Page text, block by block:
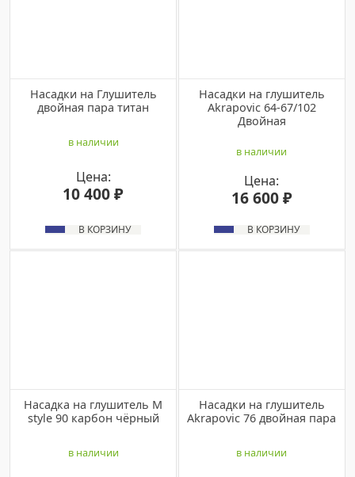
Насадки на Глушитель
двойная пара титан
в наличии
Цена:
10 400 ₽
В КОРЗИНУ
Hасaдки на глушитель
Akraрoviс 64-67/102
Двойная
в наличии
Цена:
16 600 ₽
В КОРЗИНУ
Насадка на глушитель M
style 90 карбон чёрный
в наличии
Насадки на глушитель
Akrapovic 76 двойная пара
в наличии